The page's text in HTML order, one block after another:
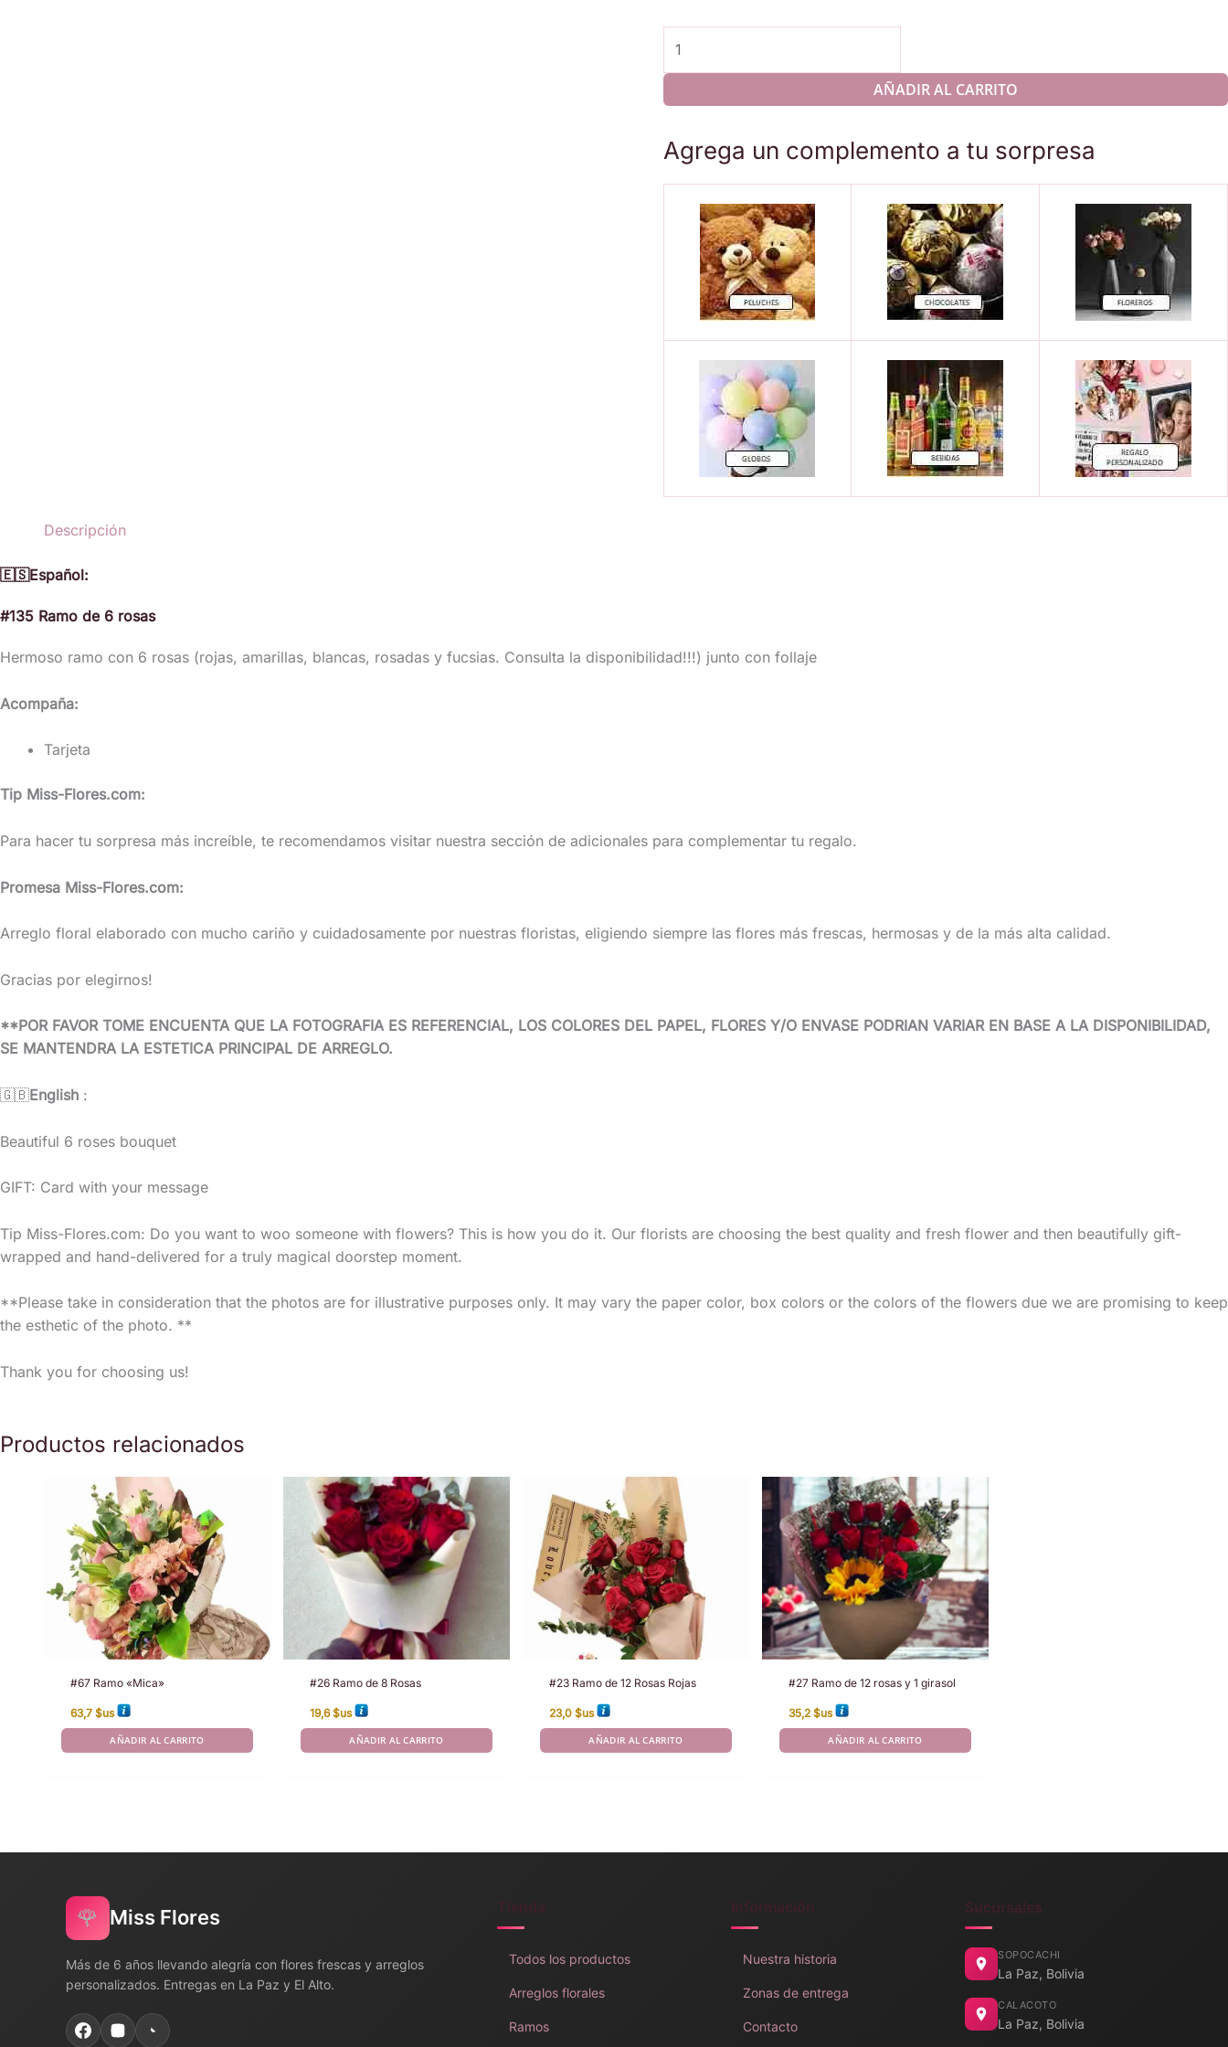
Ramo
de
6
cantidad
AÑADIR AL CARRITO
Agrega un complemento a tu sorpresa
Descripción
🇪🇸Español:
#135 Ramo de 6 rosas
Hermoso ramo con 6 rosas (rojas, amarillas, blancas, rosadas y fucsias. Consulta la disponibilidad!!!) junto con follaje
Acompaña:
Tarjeta
Tip Miss-Flores.com:
Para hacer tu sorpresa más increíble, te recomendamos visitar nuestra sección de adicionales para complementar tu regalo.
Promesa Miss-Flores.com:
Arreglo floral elaborado con mucho cariño y cuidadosamente por nuestras floristas, eligiendo siempre las flores más frescas, hermosas y de la más alta calidad.
Gracias por elegirnos!
**POR FAVOR TOME ENCUENTA QUE LA FOTOGRAFIA ES REFERENCIAL, LOS COLORES DEL PAPEL, FLORES Y/O ENVASE PODRIAN VARIAR EN BASE A LA DISPONIBILIDAD,
SE MANTENDRA LA ESTETICA PRINCIPAL DE ARREGLO.
🇬🇧English :
Beautiful 6 roses bouquet
GIFT: Card with your message
Tip Miss-Flores.com: Do you want to woo someone with flowers? This is how you do it. Our florists are choosing the best quality and fresh flower and then beautifully gift-
wrapped and hand-delivered for a truly magical doorstep moment.
**Please take in consideration that the photos are for illustrative purposes only. It may vary the paper color, box colors or the colors of the flowers due we are promising to keep
the esthetic of the photo. **
Thank you for choosing us!
Productos relacionados
#67 Ramo «Mica»
63,7$us
AÑADIR AL CARRITO
#26 Ramo de 8 Rosas
19,6$us
AÑADIR AL CARRITO
#23 Ramo de 12 Rosas Rojas
23,0$us
AÑADIR AL CARRITO
#27 Ramo de 12 rosas y 1 girasol
35,2$us
AÑADIR AL CARRITO
🌹 Miss Flores
Más de 6 años llevando alegría con flores frescas y arreglos
personalizados. Entregas en La Paz y El Alto.
Tienda
Todos los productos
Arreglos florales
Ramos
Información
Nuestra historia
Zonas de entrega
Contacto
Sucursales
SOPOCACHI
La Paz, Bolivia
CALACOTO
La Paz, Bolivia